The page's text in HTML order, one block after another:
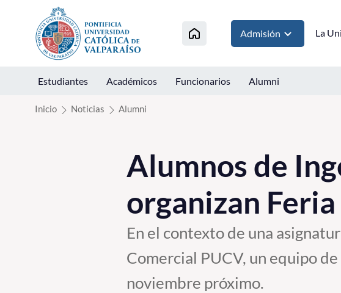
Click acá para ir directamente al contenido
Admisión La
Estudiantes Académicos Funcionarios Alumni
Inicio Noticias Alumni
Alumnos de
organizan
En el contexto de una
Comercial PUCV, un equipo
noviembre próximo.